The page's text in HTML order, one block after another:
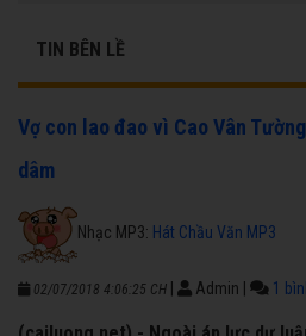
TIN BÊN LỀ
Vợ con lao đao vì Cao Vân
dâm
Nhạc MP3: Hát Chầu Văn MP3
02/07/2018 4:06:25 CH Admin 1